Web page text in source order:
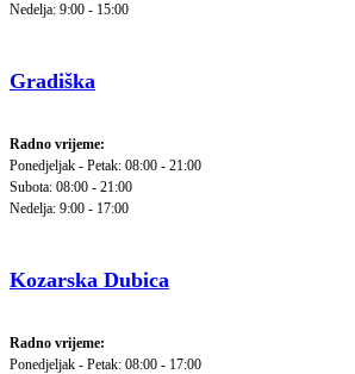
Nedelja: 9:00 - 15:00
Gradiška
Radno vrijeme:
Ponedjeljak - Petak: 08:00 - 21:00
Subota: 08:00 - 21:00
Nedelja: 9:00 - 17:00
Kozarska Dubica
Radno vrijeme:
Ponedjeljak - Petak: 08:00 - 17:00